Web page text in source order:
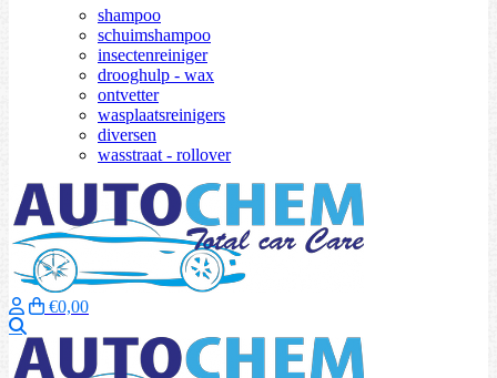
shampoo
schuimshampoo
insectenreiniger
drooghulp - wax
ontvetter
wasplaatsreinigers
diversen
wasstraat - rollover
€0,00